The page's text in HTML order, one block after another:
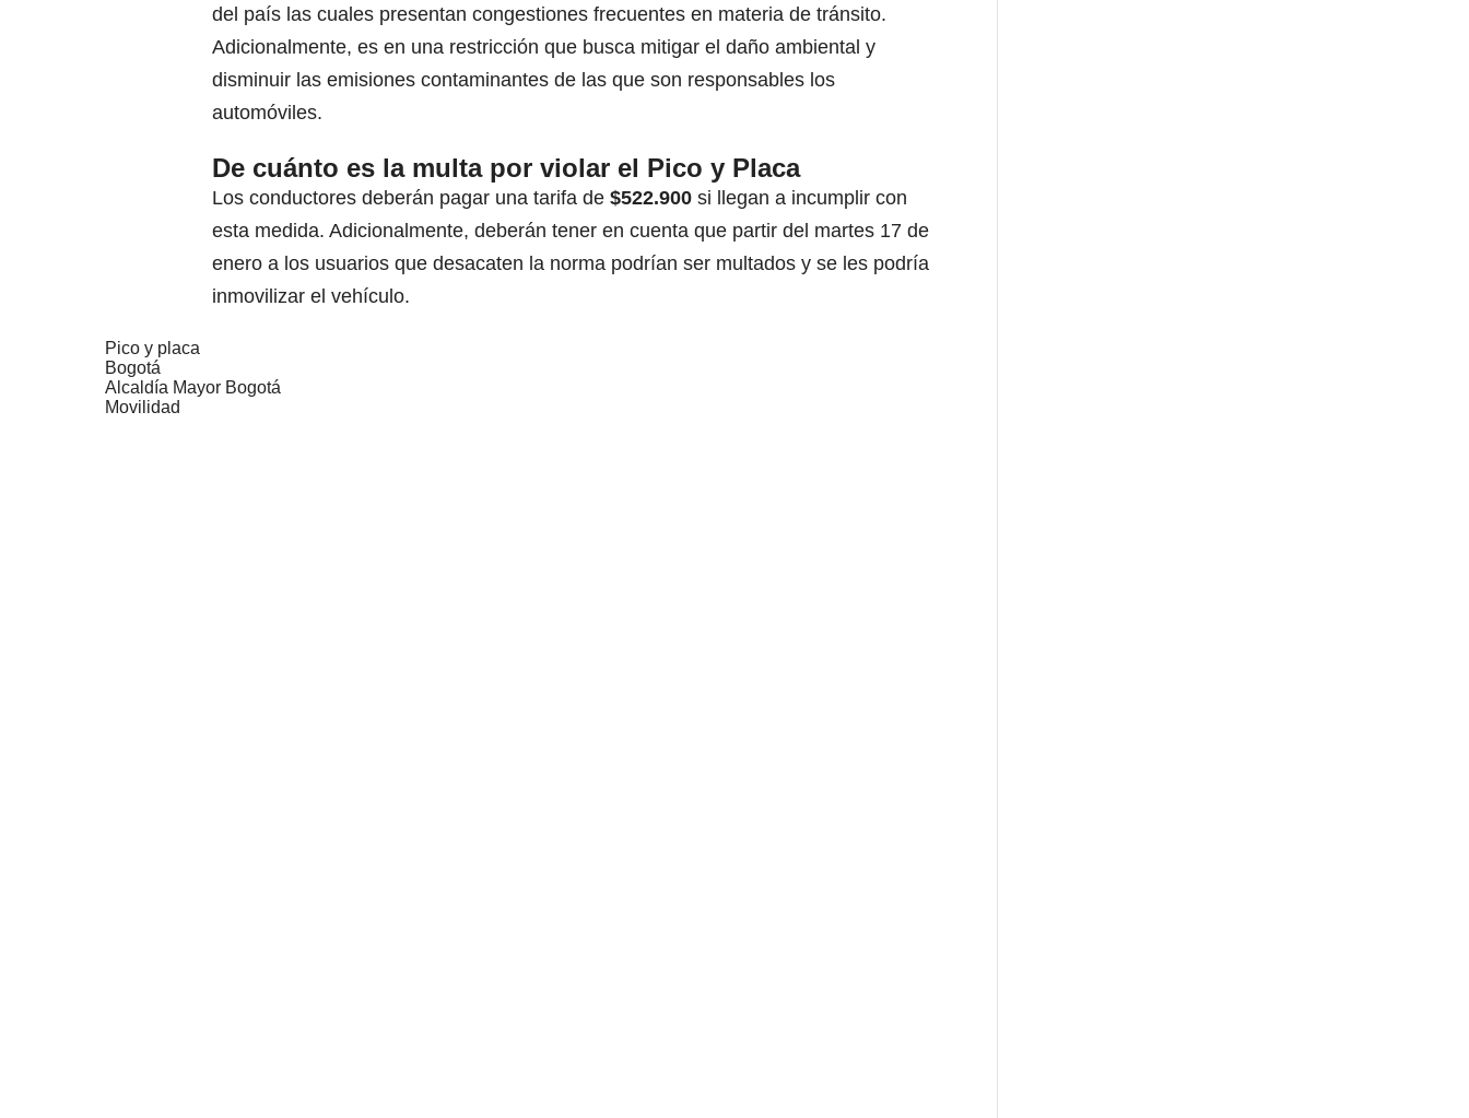
del país las cuales presentan congestiones frecuentes en materia de tránsito.
Adicionalmente, es en una restricción que busca mitigar el daño ambiental y
disminuir las emisiones contaminantes de las que son responsables los
automóviles.
De cuánto es la multa por violar el Pico y Placa
Los conductores deberán pagar una tarifa de $522.900 si llegan a incumplir con
esta medida. Adicionalmente, deberán tener en cuenta que partir del martes 17 de
enero a los usuarios que desacaten la norma podrían ser multados y se les podría
inmovilizar el vehículo.
Pico y placa
Bogotá
Alcaldía Mayor Bogotá
Movilidad